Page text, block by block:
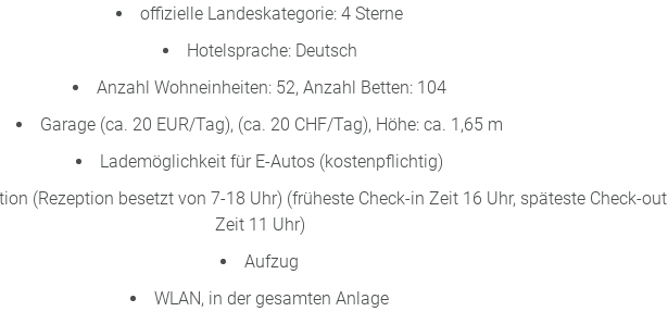
offizielle Landeskategorie: 4 Sterne
Hotelsprache: Deutsch
Anzahl Wohneinheiten: 52, Anzahl Betten: 104
Garage (ca. 20 EUR/Tag), (ca. 20 CHF/Tag), Höhe: ca. 1,65 m
Lademöglichkeit für E-Autos (kostenpflichtig)
(Rezeption besetzt von 7-18 Uhr) (früheste Check-in Zeit 16 Uhr, späteste Check-out
Zeit 11 Uhr)
Aufzug
WLAN, in der gesamten Anlage